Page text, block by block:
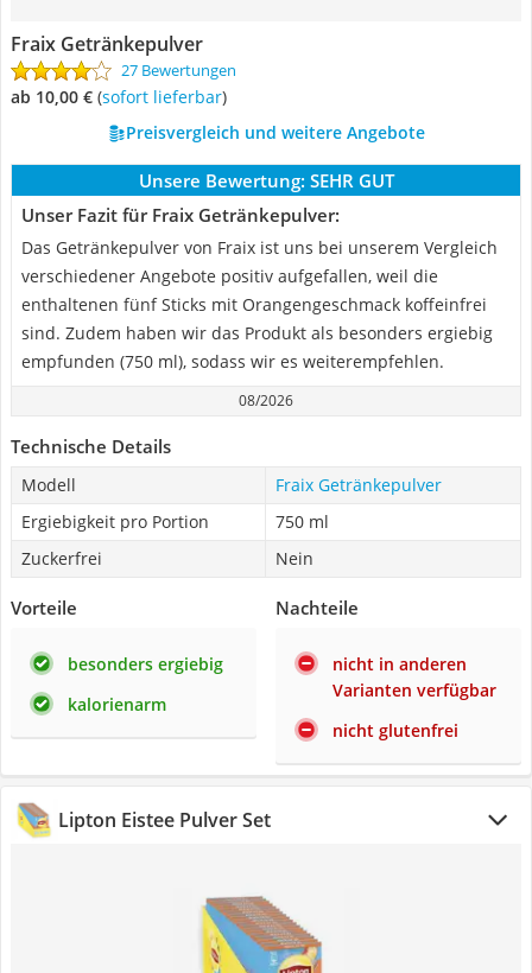
Fraix Getränkepulver
27 Bewertungen
ab 10,00 € ( Sofort lieferbar)
Preisvergleich und weitere Angebote
Unsere Bewertung: SEHR GUT
Unser Fazit für Fraix Getränkepulver:
Das Getränkepulver von Fraix ist uns bei unserem Vergleich
verschiedener Angebote positiv aufgefallen, weil die
enthaltenen fünf Sticks mit Orangengeschmack koffeinfrei
sind. Zudem haben wir das Produkt als besonders ergiebig
empfunden (750 ml), sodass wir es weiterempfehlen.
08/2026
Technische Details
Modell
Fraix Getränkepulver
Ergiebigkeit pro Portion
750 ml
Zuckerfrei
Nein
Vorteile
besonders ergiebig
kalorienarm
Nachteile
nicht in anderen
Varianten verfügbar
nicht glutenfrei
Lipton Eistee Pulver Set